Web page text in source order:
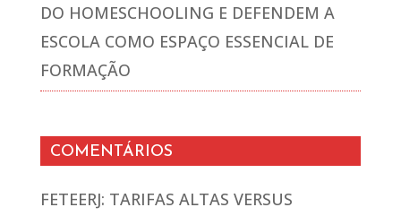
DO HOMESCHOOLING E DEFENDEM A
ESCOLA COMO ESPAÇO ESSENCIAL DE
FORMAÇÃO
COMENTÁRIOS
FETEERJ: TARIFAS ALTAS VERSUS